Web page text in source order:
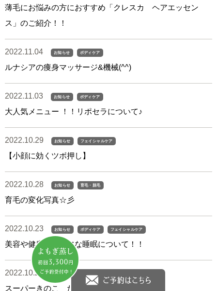
薄毛にお悩みの方におすすめ「クレスカ ヘアエッセン
ス」のご紹介！！
2022.11.04 お知らせ ボディケア
ルナシアの痩身マッサージ&機械(^^)
2022.11.03 お知らせ ボディケア
大人気メニュー ！！リポセラについて♪
2022.10.29 お知らせ フェイシャルケア
【小顔に効くツボ押し】
2022.10.28 お知らせ 育毛・脱毛
育毛の変化写真☆彡
2022.10.23 お知らせ ボディケア フェイシャルケア
美容や健康に不可欠な睡眠について！！
2022.10.21 お知らせ
スーパーきのこ たもぎ茸！！